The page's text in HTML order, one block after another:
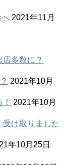
へ 2021年11月
多数に？
2021年10月
2021年10月
け取りました
年10月25日